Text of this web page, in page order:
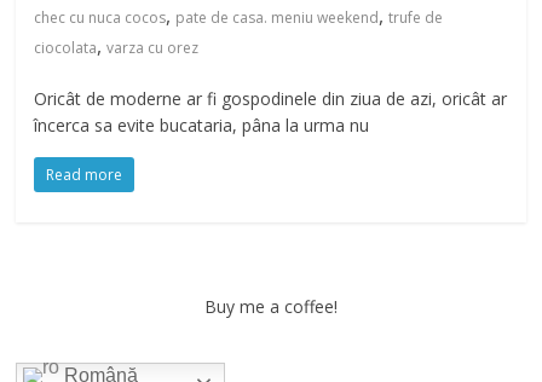
chec cu nuca cocos, pate de casa. meniu weekend,trufe de
ciocolata,varza cu orez
Oricât de moderne ar fi gospodinele din ziua de azi, oricât ar
încerca sa evite bucataria, pâna la urma nu
Read more
Buy me a coffee!
Română